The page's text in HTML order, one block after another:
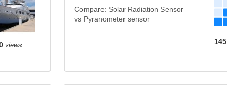
views
Compare: Solar Radiation Sensor
vs Pyranometer sensor
145